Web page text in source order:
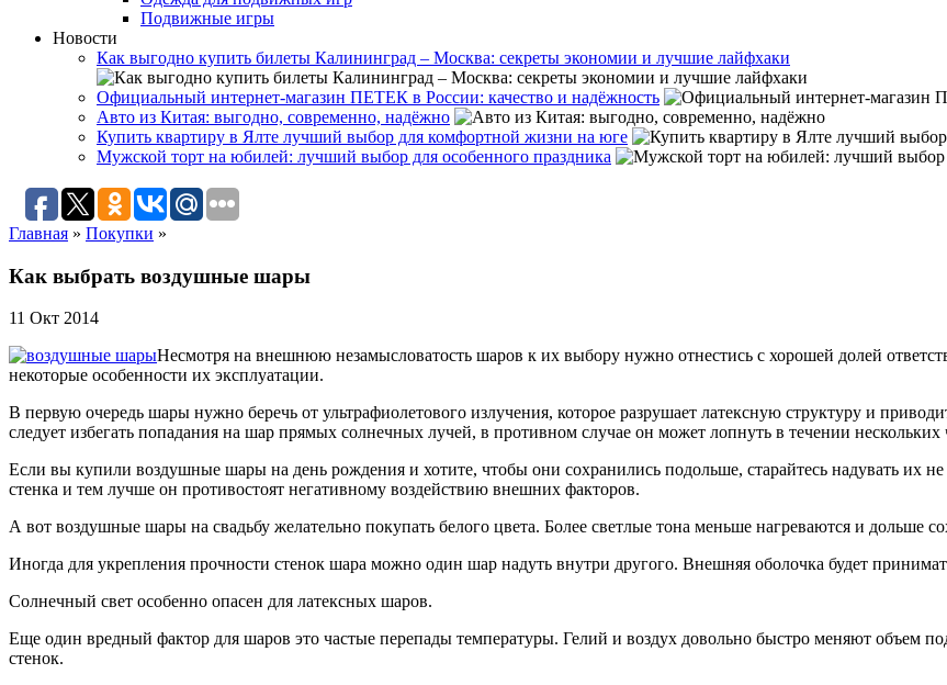
Подвижные игры
Новости
Как выгодно купить билеты Калининград – Москва: секреты экономии и лучшие лайфхаки
Официальный интернет-магазин ПЕТЕК в России: качество и надёжность
Авто из Китая: выгодно, современно, надёжно
Купить квартиру в Ялте лучший выбор для комфортной жизни на юге
Мужской торт на юбилей: лучший выбор для особенного праздника
Главная » Покупки »
Как выбрать воздушные шары
11 Окт 2014
Несмотря на внешнюю незамысловатость шаров к их выбору нужно отнестись с хорошей долей
некоторые особенности их эксплуатации.
В первую очередь шары нужно беречь от ультрафиолетового излучения, которое разрушает латексную структуру и
следует избегать попадания на шар прямых солнечных лучей, в противном случае он может лопнуть в течении нескольких
Если вы купили воздушные шары на день рождения и хотите, чтобы они сохранились подольше, старайтесь надувать их
стенка и тем лучше он противостоят негативному воздействию внешних факторов.
А вот воздушные шары на свадьбу желательно покупать белого цвета. Более светлые тона меньше нагреваются и дольше
Иногда для укрепления прочности стенок шара можно один шар надуть внутри другого. Внешняя оболочка будет
Солнечный свет особенно опасен для латексных шаров.
Еще один вредный фактор для шаров это частые перепады температуры. Гелий и воздух довольно быстро меняют объем
стенок.